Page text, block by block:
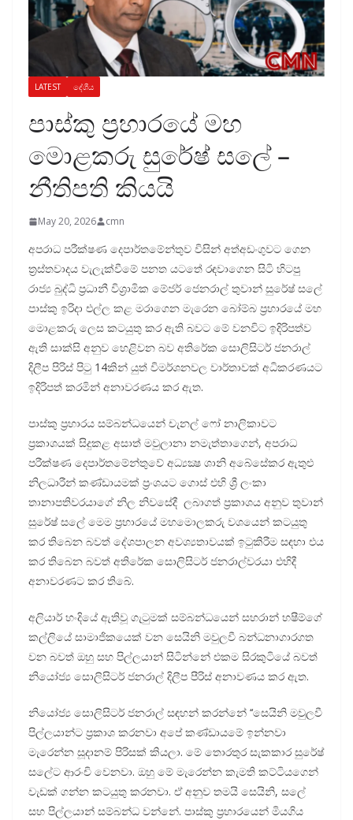
LATEST දේශීය
පාස්කු ප්‍රහාරයේ මහ
මොළකරු සුරේෂ් සලේ –
නීතිපති කියයි
May 20, 2026 cmn
අපරාධ පරීක්ෂණ දෙපාර්තමේන්තුව විසින් අත්අඩංගුවට ගෙන
ත්‍රස්තවාදය වැලැක්වීමේ පනත යටතේ රඳවාගෙන සිටි හිටපු
රාජ්‍ය බුද්ධි ප්‍රධානී විශ්‍රාමික මේජර් ජෙනරාල් තුවාන් සුරේෂ් සලේ
පාස්කු ඉරිදා එල්ල කළ මරාගෙන මැරෙන බෝම්බ ප්‍රහාරයේ මහ
මොළකරු ලෙස කටයුතු කර ඇති බවට මේ වනවිට ඉදිරිපත්ව
ඇති සාක්සි අනුව හෙළිවන බව අතිරේක සොලිසිටර් ජනරාල්
දිලීප පිරිස් පිටු 14කින් යුත් විමර්ශනවල වාර්තාවක් අධිකරණයට
ඉදිරිපත් කරමින් අනාවරණය කර ඇත.
පාස්කු ප්‍රහාරය සම්බන්ධයෙන් චැනල් ෆෝ නාලිකාවට
ප්‍රකාශයක් සිදුකළ අසාත් මවුලානා නමැත්තාගෙන්, අපරාධ
පරීක්ෂණ දෙපාර්තමේන්තුවේ අධ්‍යක්‍ෂ ශානි අබේසේකර ඇතුළු
නිලධාරීන් කණ්ඩායමක් ප්‍රංශයට ගොස් එහි ශ්‍රී ලංකා
තානාපතිවරයාගේ නිල නිවසේදී ලබාගත් ප්‍රකාශය අනුව තුවාන්
සුරේෂ් සලේ මෙම ප්‍රහාරයේ මහමොලකරු වශයෙන් කටයුතු
කර තිබෙන බවත් දේශපාලන අවශ්‍යතාවයක් ඉටුකිරීම සඳහා එය
කර තිබෙන බවත් අතිරේක සොලිසිටර් ජනරාල්වරයා එහිදී
අනාවරණට කර තිබේ.
අලියාර් හංදියේ ඇතිවූ ගැටුමක් සම්බන්ධයෙන් සහරාන් හෂීම්ගේ
කල්ලියේ සාමාජිකයෙක් වන සෙයිනි මවුලවී බන්ධනාගාරගත
වන බවත් ඔහු සහ පිල්ලයාන් සිටින්නේ එකම සිරකුටියේ බවත්
නියෝජ්‍ය සොලිසිටර් ජනරාල් දිලීප පීරිස් අනාවණය කර ඇත.
නියෝජ්‍ය සොලිසිටර් ජනරාල් සඳහන් කරන්නේ ‘‘සෙයිනි මවුලවී
පිල්ලයාන්ට ප්‍රකාශ කරනවා අපේ කණ්ඩායමේ ඉන්නවා
මැරෙන්න සූදානම් පිරිසක් කියලා. මේ තොරතුර සැකකාර සුරේෂ්
සලේට ආරංචි වෙනවා. ඔහු මේ මැරෙන්න කැමති කට්ටියගෙන්
වැඩක් ගන්න කටයුතු කරනවා. ඒ අනුව තමයි සෙයිනි, සලේ
සහ පිල්ලයාන් සම්බන්ධ වන්නේ. පාස්කු ප්‍රහාරයෙන් මියගිය